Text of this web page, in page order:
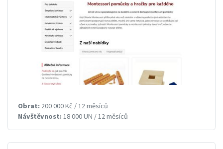
Obrat: 200 000 Kč / 12 měsíců
Návštěvnost: 18 000 UN / 12 měsíců